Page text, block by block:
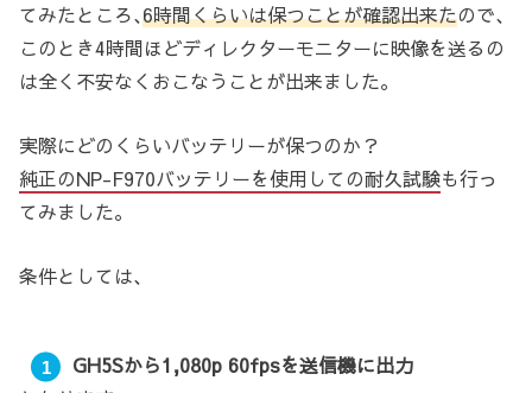
てみたところ､6時間くらいは保つことが確認出来たので､
このとき4時間ほどディレクターモニターに映像を送るの
は全く不安なくおこなうことが出来ました。
実際にどのくらいバッテリーが保つのか？
純正のNP-F970バッテリーを使用しての耐久試験も行っ
てみました。
条件としては､
GH5Sから1,080p 60fpsを送信機に出力